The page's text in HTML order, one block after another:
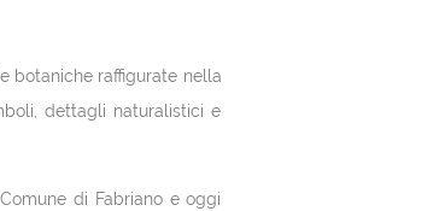
botaniche raffigurate nella
dettagli naturalistici e
di Fabriano e oggi